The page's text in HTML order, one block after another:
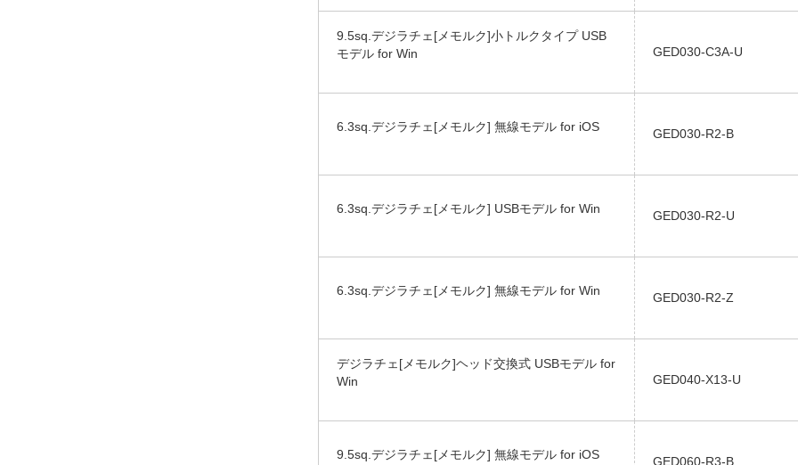
9.5sq.デジラチェ[メモルク]小トルクタイプ USB
モデル for Win
GED030-C3A-U
6.3sq.デジラチェ[メモルク] 無線モデル for iOS GED030-R2-B
6.3sq.デジラチェ[メモルク] USBモデル for Win GED030-R2-U
6.3sq.デジラチェ[メモルク] 無線モデル for Win GED030-R2-Z
デジラチェ[メモルク]ヘッド交換式 USBモデル for
Win
GED040-X13-U
9.5sq.デジラチェ[メモルク] 無線モデル for iOS GED060-R3-B